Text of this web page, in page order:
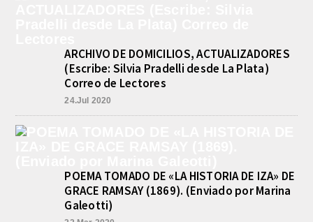
correspondiente al Ejercicio 2024,...
PRE-FEDERAL MASCULINO DE
BASQUET EN CADETES:
se...
ARCHIVO DE DOMICILIOS, ACTUALIZADORES
(Escribe: Silvia Pradelli desde La Plata)
Correo de Lectores
24.Jul 2020
POEMA TOMADO DE «LA HISTORIA DE IZA» DE
GRACE RAMSAY (1869). (Enviado por Marina
Galeotti)